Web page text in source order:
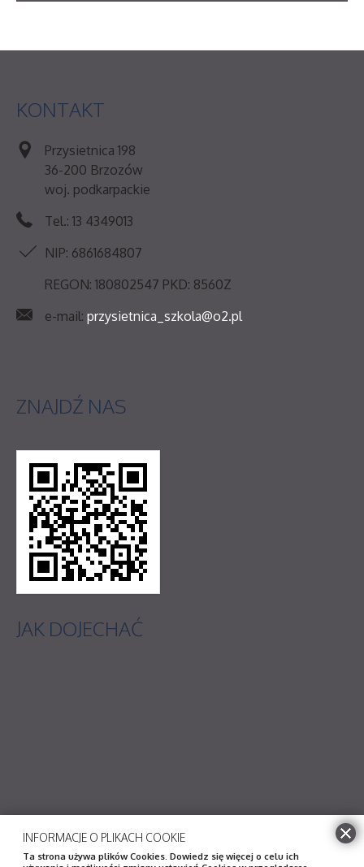
KONTAKT
Przysietnica 198
36-200 Brzozów
woj. podkarpackie
Tel.: 13 4349013
NIP: 6861684807
REGON: 180802547 PKD: 8560Z
e-mail: przysietnica_szkola@o2.pl
ZNAJDŹ NAS
JAK DOJECHAĆ
INFORMACJE O PLIKACH COOKIE
Ta strona używa plików Cookies. Dowiedz się więcej o celu ich